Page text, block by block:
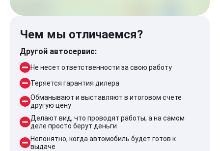
Чем мы отличаемся?
Другой автосервис:
Не несет ответственности за свою работу
Теряется гарантия дилера
Обманывают и выставляют в итоговом счете
другую цену
Делают вид, что проводят работы, а на самом
деле просто берут деньги
Непонятно, когда автомобиль будет готов к
выдаче